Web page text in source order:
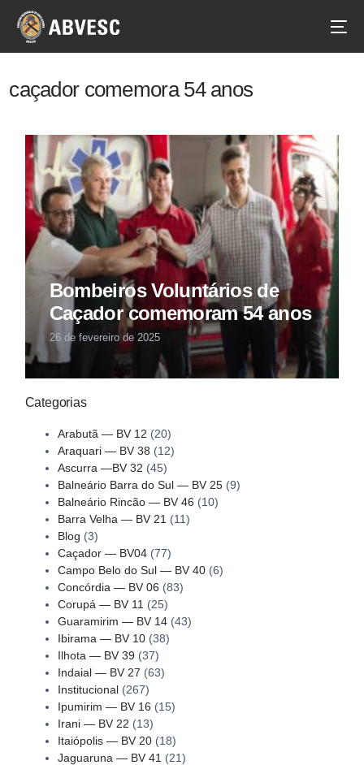
caçador comemora 54 anos
Bombeiros Voluntários de
Caçador comemoram 54 anos
26 de fevereiro de 2025
Categorias
Arabutã — BV 12 (20)
Araquari — BV 38 (12)
Ascurra —BV 32 (45)
Balneário Barra do Sul — BV 25(9)
Balneário Rincão — BV 46 (10)
Barra Velha — BV 21 (11)
Blog (3)
Caçador — BV04(77)
Campo Belo do Sul — BV 40(6)
Concórdia — BV 06 (83)
Corupá — BV 11 (25)
Guaramirim — BV 14(43)
Ibirama — BV 10(38)
Ilhota — BV 39 (37)
Indaial — BV 27 (63)
Institucional(267)
Ipumirim — BV 16 (15)
Irani — BV 22 (13)
Itaiópolis — BV 20(18)
Jaguaruna — BV 41 (21)